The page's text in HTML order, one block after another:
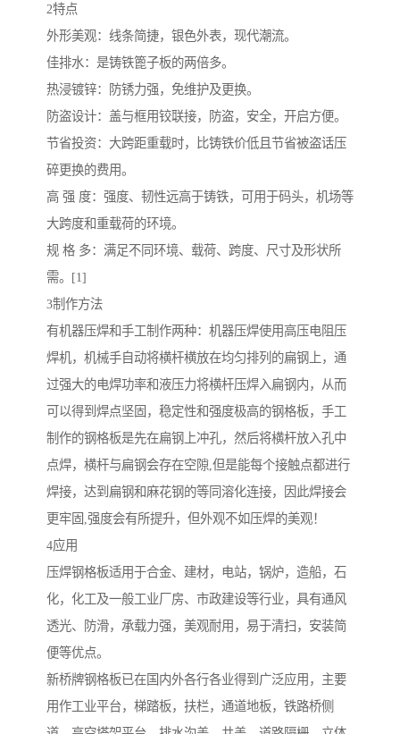
2特点
外形美观：线条简捷，银色外表，现代潮流。
佳排水：是铸铁篦子板的两倍多。
热浸镀锌：防锈力强，免维护及更换。
防盗设计：盖与框用铰联接，防盗，安全，开启方便。
节省投资：大跨距重载时，比铸铁价低且节省被盗话压
碎更换的费用。
高 强 度：强度、韧性远高于铸铁，可用于码头，机场等
大跨度和重载荷的环境。
规 格 多：满足不同环境、载荷、跨度、尺寸及形状所
需。[1]
3制作方法
有机器压焊和手工制作两种：机器压焊使用高压电阻压
焊机，机械手自动将横杆横放在均匀排列的扁钢上，通
过强大的电焊功率和液压力将横杆压焊入扁钢内，从而
可以得到焊点坚固，稳定性和强度极高的钢格板，手工
制作的钢格板是先在扁钢上冲孔，然后将横杆放入孔中
点焊，横杆与扁钢会存在空隙,但是能每个接触点都进行
焊接，达到扁钢和麻花钢的等同溶化连接，因此焊接会
更牢固,强度会有所提升，但外观不如压焊的美观！
4应用
压焊钢格板适用于合金、建材，电站，锅炉，造船，石
化，化工及一般工业厂房、市政建设等行业，具有通风
透光、防滑，承载力强，美观耐用，易于清扫，安装简
便等优点。
新桥牌钢格板已在国内外各行各业得到广泛应用，主要
用作工业平台，梯踏板，扶栏，通道地板，铁路桥侧